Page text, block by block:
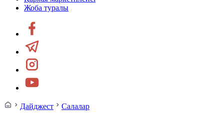
Жоба туралы
Дайджест Салалар